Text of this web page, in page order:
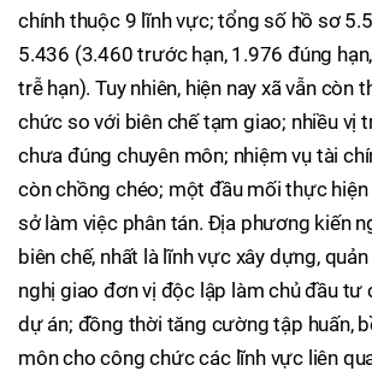
chính thuộc 9 lĩnh vực; tổng số hồ sơ
5.436 (3.460 trước hạn, 1.976 đúng
trễ hạn). Tuy nhiên, hiện nay xã vẫn còn
chức so với biên chế tạm giao; nhiều vị
chưa đúng chuyên môn; nhiệm vụ tài
còn chồng chéo; một đầu mối thực hiện
sở làm việc phân tán. Địa phương kiến
biên chế, nhất là lĩnh vực xây dựng,
nghị giao đơn vị độc lập làm chủ đầu tư
dự án; đồng thời tăng cường tập huấn,
môn cho công chức các lĩnh vực liên